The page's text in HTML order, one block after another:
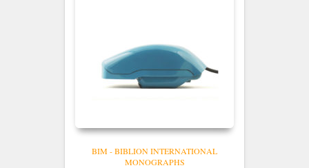
BIM - BIBLION INTERNATIONAL
MONOGRAPHS